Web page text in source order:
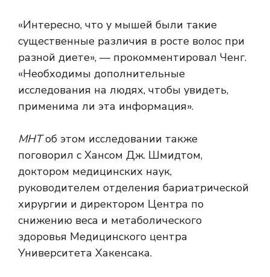
«Интересно, что у мышей были такие
существенные различия в росте волос при
разной диете», — прокомментировал Ченг.
«Необходимы дополнительные
исследования на людях, чтобы увидеть,
применима ли эта информация».
МНТоб этом исследовании также
поговорил с Хансом Дж. Шмидтом,
доктором медицинских наук,
руководителем отделения бариатрической
хирургии и директором Центра по
снижению веса и метаболического
здоровья Медицинского центра
Университета Хакенсака.